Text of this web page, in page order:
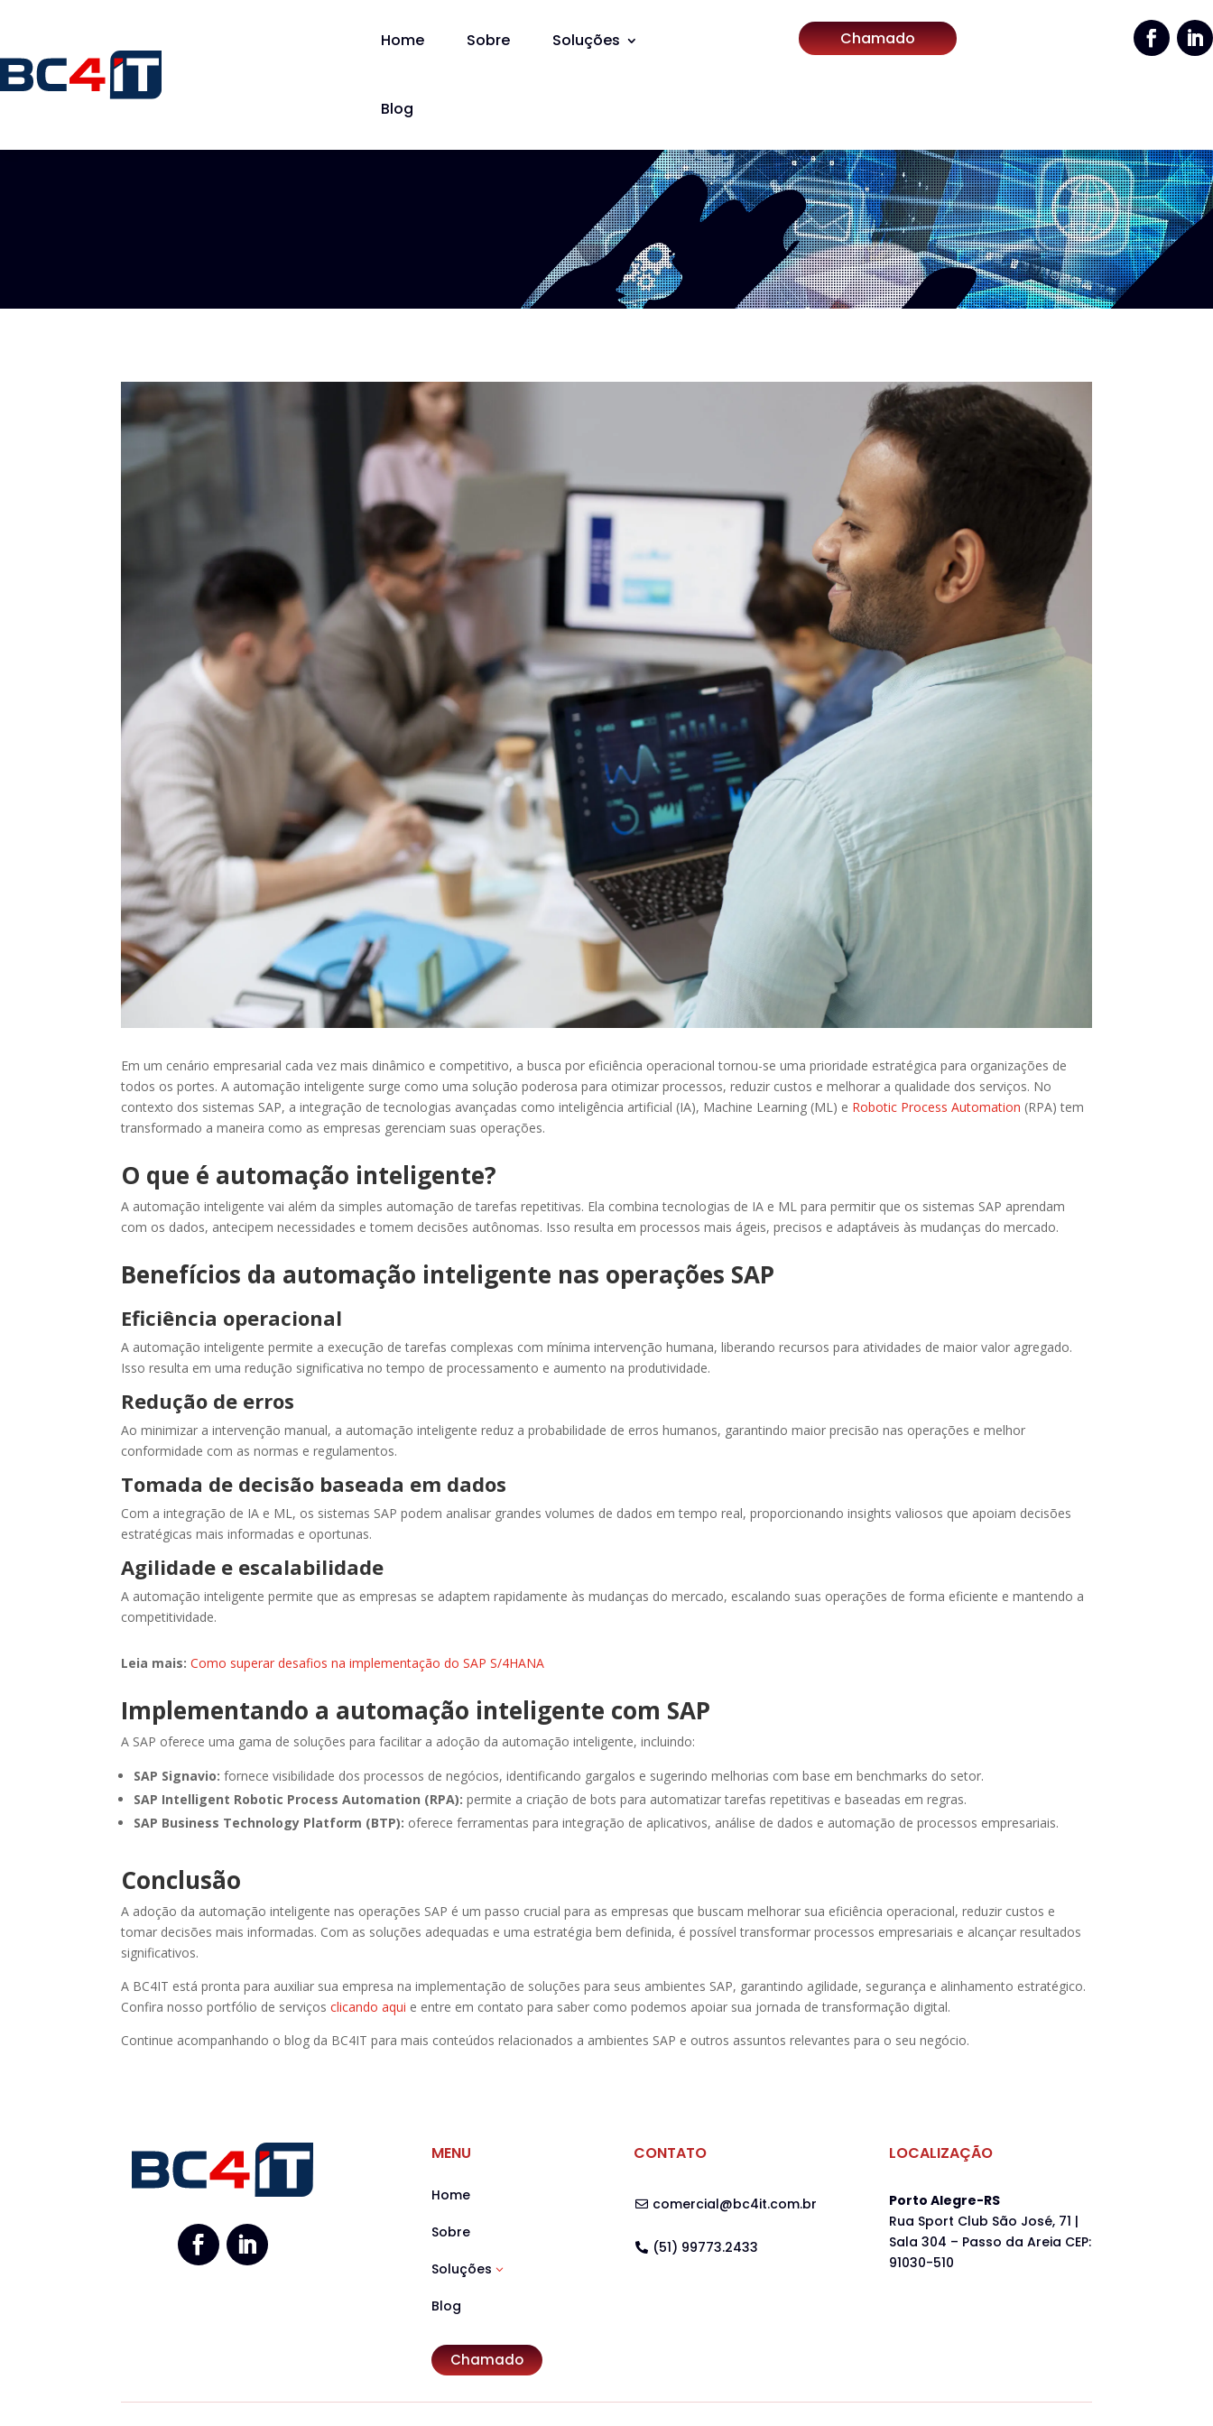
Home Sobre Soluções
Blog
Chamado
Em um cenário empresarial cada vez mais dinâmico e competitivo, a busca por eficiência operacional tornou-se uma prioridade estratégica para organizações de
todos os portes. A automação inteligente surge como uma solução poderosa para otimizar processos, reduzir custos e melhorar a qualidade dos serviços. No
contexto dos sistemas SAP, a integração de tecnologias avançadas como inteligência artificial (IA), Machine Learning (ML) e Robotic Process Automation (RPA) tem
transformado a maneira como as empresas gerenciam suas operações.
O que é automação inteligente?
A automação inteligente vai além da simples automação de tarefas repetitivas. Ela combina tecnologias de IA e ML para permitir que os sistemas SAP aprendam
com os dados, antecipem necessidades e tomem decisões autônomas. Isso resulta em processos mais ágeis, precisos e adaptáveis às mudanças do mercado.
Benefícios da automação inteligente nas operações SAP
Eficiência operacional
A automação inteligente permite a execução de tarefas complexas com mínima intervenção humana, liberando recursos para atividades de maior valor agregado.
Isso resulta em uma redução significativa no tempo de processamento e aumento na produtividade.
Redução de erros
Ao minimizar a intervenção manual, a automação inteligente reduz a probabilidade de erros humanos, garantindo maior precisão nas operações e melhor
conformidade com as normas e regulamentos.
Tomada de decisão baseada em dados
Com a integração de IA e ML, os sistemas SAP podem analisar grandes volumes de dados em tempo real, proporcionando insights valiosos que apoiam decisões
estratégicas mais informadas e oportunas.
Agilidade e escalabilidade
A automação inteligente permite que as empresas se adaptem rapidamente às mudanças do mercado, escalando suas operações de forma eficiente e mantendo a
competitividade.
Leia mais:Como superar desafios na implementação do SAP S/4HANA
Implementando a automação inteligente com SAP
A SAP oferece uma gama de soluções para facilitar a adoção da automação inteligente, incluindo:
SAP Signavio: fornece visibilidade dos processos de negócios, identificando gargalos e sugerindo melhorias com base em benchmarks do setor.
SAP Intelligent Robotic Process Automation (RPA): permite a criação de bots para automatizar tarefas repetitivas e baseadas em regras.
SAP Business Technology Platform (BTP): oferece ferramentas para integração de aplicativos, análise de dados e automação de processos empresariais.
Conclusão
A adoção da automação inteligente nas operações SAP é um passo crucial para as empresas que buscam melhorar sua eficiência operacional, reduzir custos e
tomar decisões mais informadas. Com as soluções adequadas e uma estratégia bem definida, é possível transformar processos empresariais e alcançar resultados
significativos.
A BC4IT está pronta para auxiliar sua empresa na implementação de soluções para seus ambientes SAP, garantindo agilidade, segurança e alinhamento estratégico.
Confira nosso portfólio de serviçosclicando aqui e entre em contato para saber como podemos apoiar sua jornada de transformação digital.
Continue acompanhando o blog da BC4IT para mais conteúdos relacionados a ambientes SAP e outros assuntos relevantes para o seu negócio.
MENU
Home
Sobre
Soluções 3
Blog
Chamado
CONTATO
comercial@bc4it.com.br
(51) 99773.2433
LOCALIZAÇÃO
Porto Alegre-RS
Rua Sport Club São José, 71 |
Sala 304 – Passo da Areia CEP:
91030-510